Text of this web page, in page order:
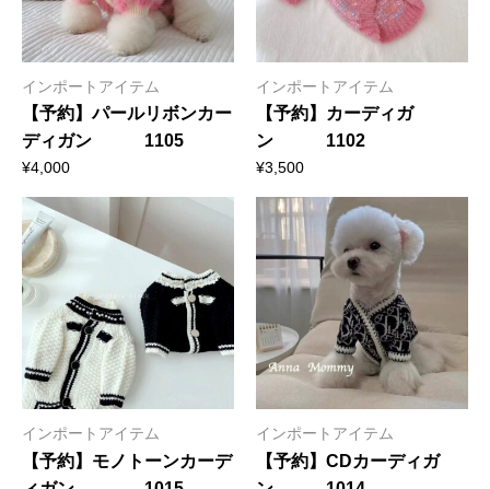
インポートアイテム
【予約】パールリボンカー
ディガン 1105
¥4,000
インポートアイテム
【予約】カーディガ
ン 1102
¥3,500
インポートアイテム
【予約】モノトーンカーデ
インポートアイテム
【予約】CDカーディガ